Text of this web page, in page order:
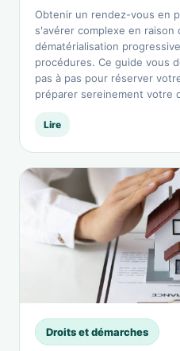
Obtenir un rendez-vous en
s'avérer complexe en
dématérialisation
procédures. Ce guide vous
pas à pas pour réserver
préparer sereinement votre
Lire
Droits et démarches